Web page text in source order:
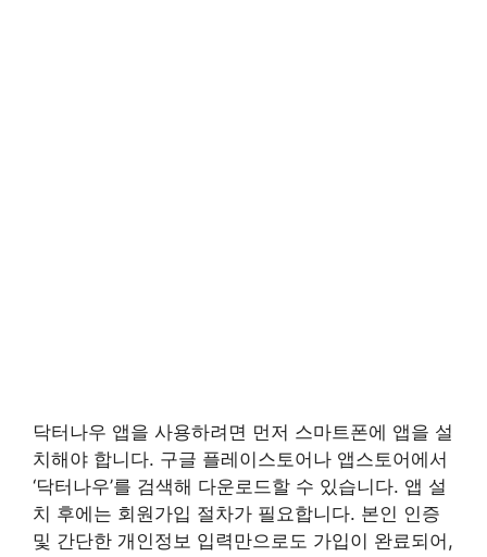
닥터나우 앱을 사용하려면 먼저 스마트폰에 앱을 설
치해야 합니다. 구글 플레이스토어나 앱스토어에서
‘닥터나우’를 검색해 다운로드할 수 있습니다. 앱 설
치 후에는 회원가입 절차가 필요합니다. 본인 인증
및 간단한 개인정보 입력만으로도 가입이 완료되어,